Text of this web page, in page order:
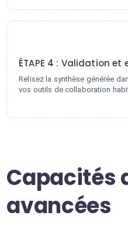
ÉTAPE 4 : Validation et
Relisez la synthèse générée
vos outils de collaboration
Capacités
avancées